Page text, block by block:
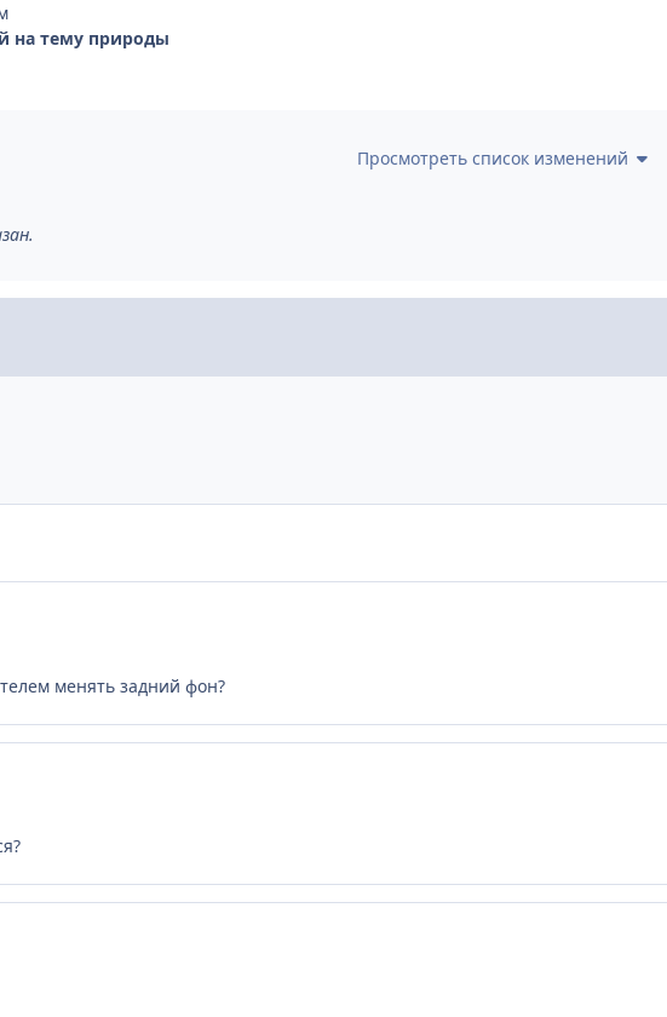
на тему природы
Просмотреть список изменений
менять задний фон?